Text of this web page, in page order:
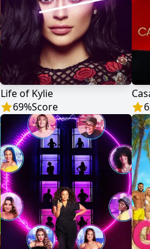
Life of Kylie
69%Score